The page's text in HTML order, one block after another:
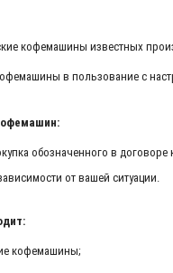
кофемашины известных
в пользование с
обозначенного в договоре
от вашей ситуации.
кофемашины;